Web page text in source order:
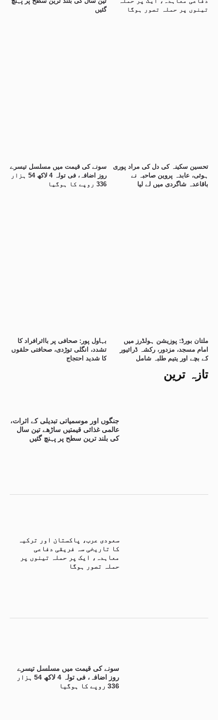
تازہ ترین
جنگوں اور موسمیاتی تبدیلی کے اثرات،
عالمی غذائی قیمتیں ساڑھے تین سال
کی بلند ترین سطح پر پہنچ گئیں
سعودی عرب، پاکستان اور ترکیہ
کا تاریخی سہ فریقی دفاعی
معاہدہ، ایک پر حملہ تینوں پر
حملہ تصور ہوگا
سونے کی قیمت میں مسلسل تیسرے
روز اضافہ، فی تولہ 4 لاکھ 54 ہزار
336 روپے کا ہوگیا
گئیں
تینوں پر حملہ تصور ہوگا
سونے کی قیمت میں مسلسل تیسرے
روز اضافہ، فی تولہ 4 لاکھ 54 ہزار
336 روپے کا ہوگیا
تحسین سکینہ کی دل کی مراد پوری
ہوئی، عابدہ پروین صاحبہ نے
باقاعدہ شاگردی میں لے لیا
بہاول پور: صحافی پر بااثرافراد کا
تشدد، انگلی توڑدی، صحافتی حلقوں
کا شدید احتجاج
ملتان بورڈ: پوزیشن ہولڈرز میں
امام مسجد، مزدور، رکشہ ڈرائیور
کے بچے اور یتیم طلبہ شامل